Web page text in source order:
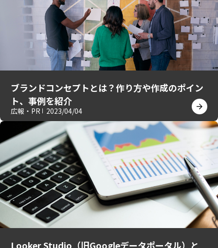
ブランドコンセプトとは？作り方や作成のポイン
ト、事例を紹介
広報・PR 2023/04/04
Looker Studio（旧Googleデータポータル）と